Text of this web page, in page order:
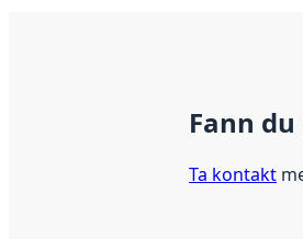
Fann
Ta kontakt